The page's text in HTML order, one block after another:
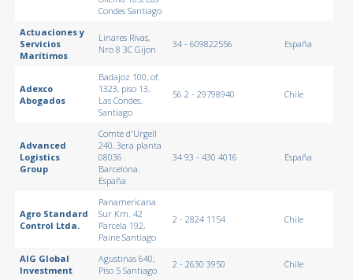
Condes Santiago
Actuaciones y
Servicios
Marítimos
Linares Rivas,
Nro 8 3C Gijon
34 - 609822556 España
Adexco
Abogados
Badajoz 100, of.
1323, piso 13,
Las Condes.
Santiago
56 2 - 29798940 Chile
Advanced
Logistics
Group
Comte d'Urgell
240, 3era planta
08036
Barcelona.
España
34 93 - 430 4016 España
Agro Standard
Control Ltda.
Panamericana
Sur Km. 42
Parcela 192,
Paine Santiago
2 - 2824 1154 Chile
AIG Global
Investment
Agustinas 640,
Piso 5 Santiago
2 - 2630 3950 Chile